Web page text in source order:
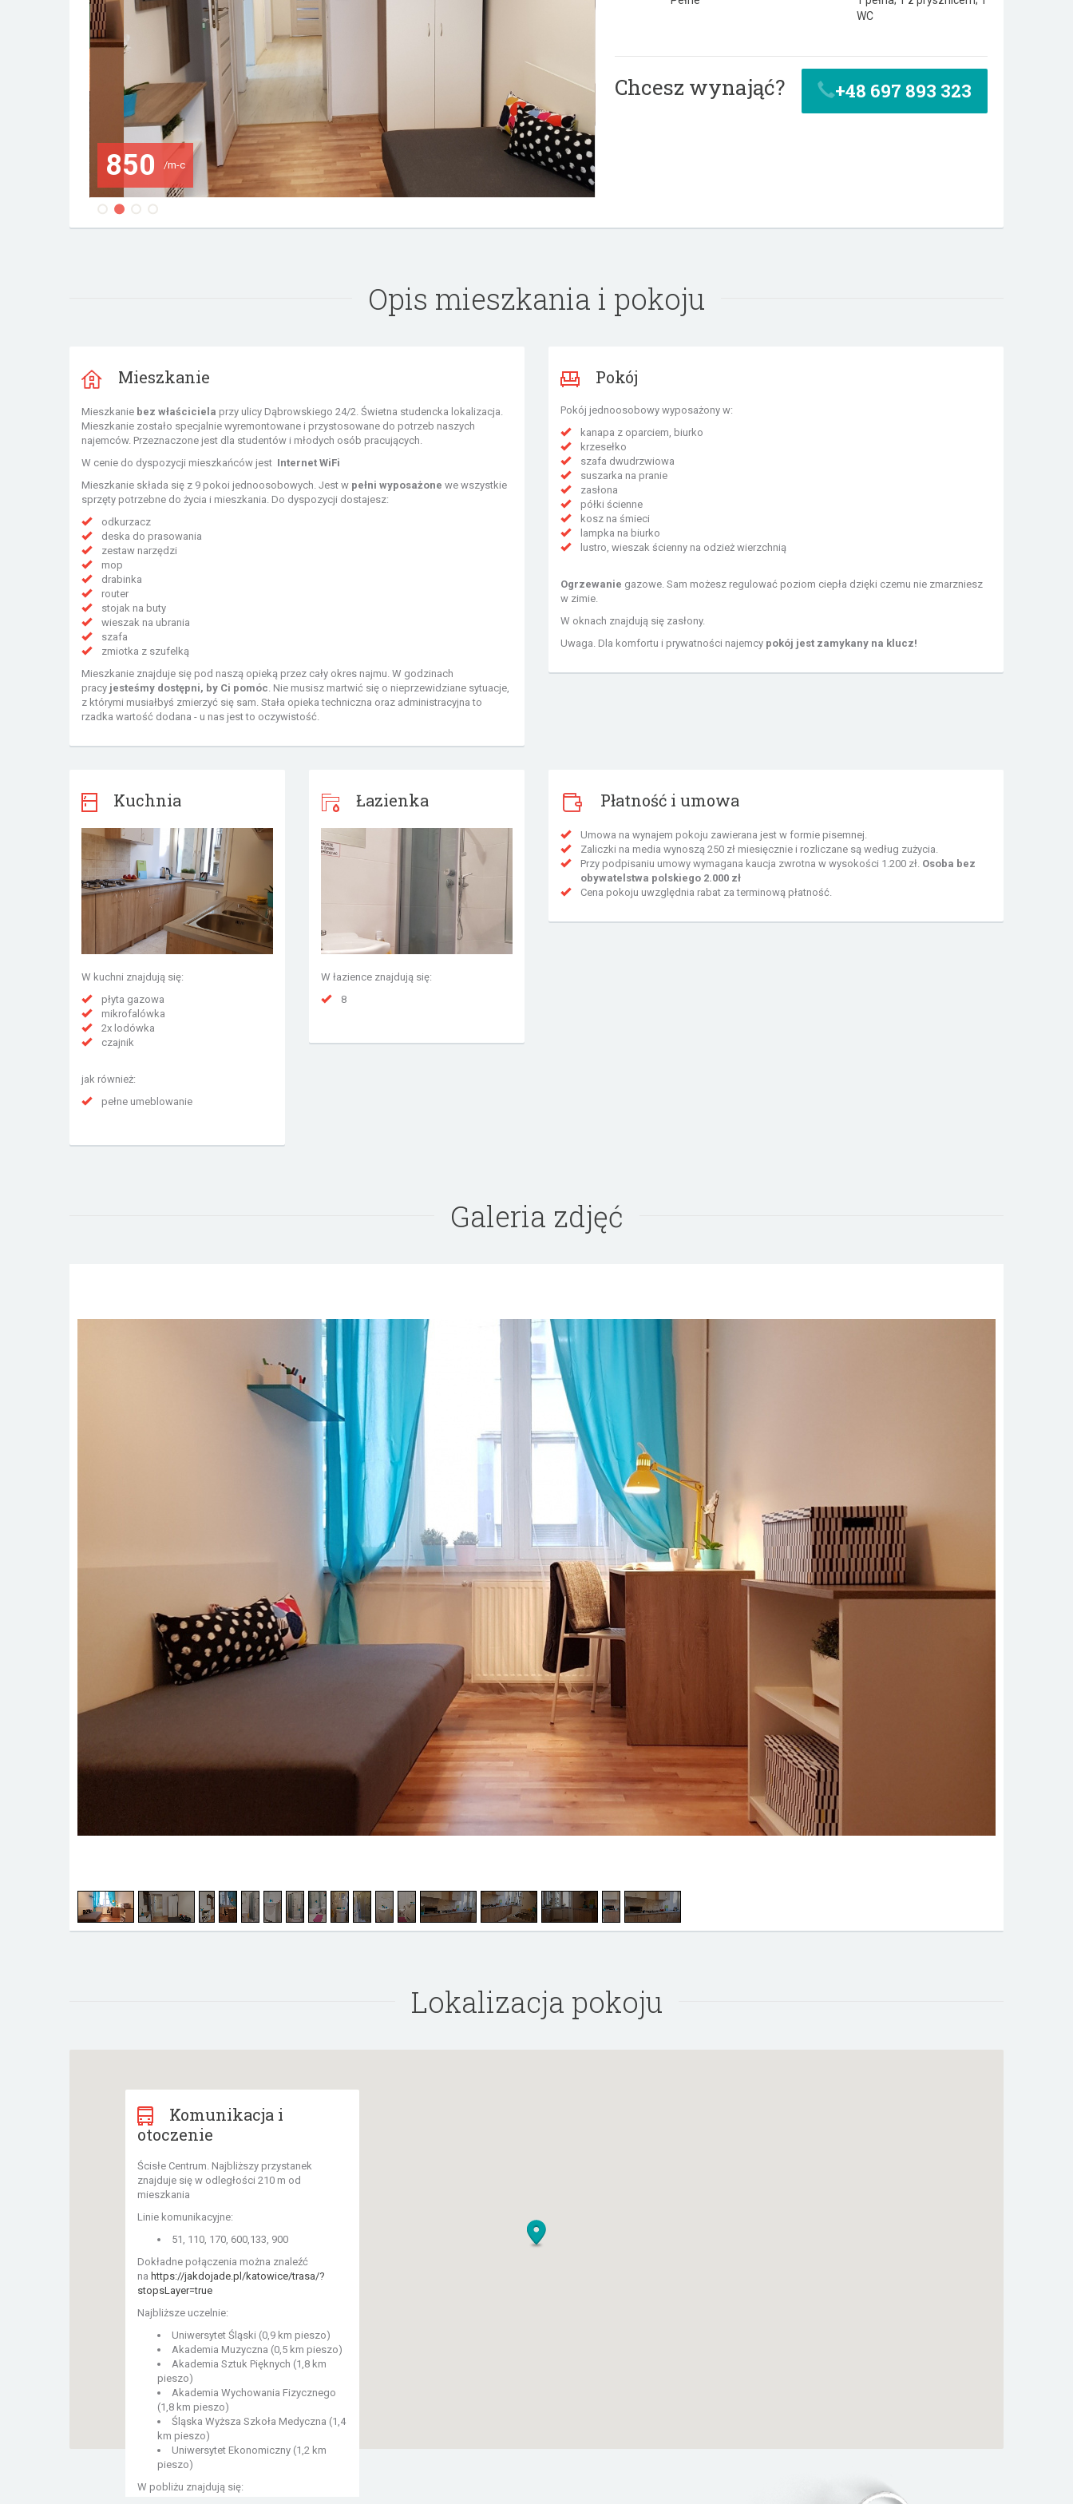
850 /m-c
WC
Chcesz wynająć? +48 697 893 323
Opis mieszkania i pokoju
Mieszkanie
Mieszkanie bez właściciela przy ulicy Dąbrowskiego 24/2. Świetna studencka lokalizacja.
Mieszkanie zostało specjalnie wyremontowane i przystosowane do potrzeb naszych
najemców. Przeznaczone jest dla studentów i młodych osób pracujących.
W cenie do dyspozycji mieszkańców jest Internet WiFi
Mieszkanie składa się z 9 pokoi jednoosobowych. Jest w pełni wyposażone we wszystkie
sprzęty potrzebne do życia i mieszkania. Do dyspozycji dostajesz:
odkurzacz
deska do prasowania
zestaw narzędzi
mop
drabinka
router
stojak na buty
wieszak na ubrania
szafa
zmiotka z szufelką
Mieszkanie znajduje się pod naszą opieką przez cały okres najmu. W godzinach
pracy jesteśmy dostępni, by Ci pomóc. Nie musisz martwić się o nieprzewidziane sytuacje,
z którymi musiałbyś zmierzyć się sam. Stała opieka techniczna oraz administracyjna to
rzadka wartość dodana - u nas jest to oczywistość.
Pokój
Pokój jednoosobowy wyposażony w:
kanapa z oparciem, biurko
krzesełko
szafa dwudrzwiowa
suszarka na pranie
zasłona
półki ścienne
kosz na śmieci
lampka na biurko
lustro, wieszak ścienny na odzież wierzchnią
Ogrzewanie gazowe. Sam możesz regulować poziom ciepła dzięki czemu nie zmarzniesz
w zimie.
W oknach znajdują się zasłony.
Uwaga. Dla komfortu i prywatności najemcy pokój jest zamykany na klucz!
Kuchnia
W kuchni znajdują się:
płyta gazowa
mikrofalówka
2x lodówka
czajnik
jak również:
pełne umeblowanie
Łazienka
W łazience znajdują się:
8
Płatność i umowa
Umowa na wynajem pokoju zawierana jest w formie pisemnej.
Zaliczki na media wynoszą 250 zł miesięcznie i rozliczane są według zużycia.
Przy podpisaniu umowy wymagana kaucja zwrotna w wysokości 1.200 zł. Osoba bez
obywatelstwa polskiego 2.000 zł
Cena pokoju uwzględnia rabat za terminową płatność.
Galeria zdjęć
Lokalizacja pokoju
Komunikacja i
otoczenie
Ścisłe Centrum. Najbliższy przystanek
znajduje się w odległości 210 m od
mieszkania
Linie komunikacyjne:
51, 110, 170, 600,133, 900
Dokładne połączenia można znaleźć
na https://jakdojade.pl/katowice/trasa/?
stopsLayer=true
Najbliższe uczelnie:
Uniwersytet Śląski (0,9 km pieszo)
Akademia Muzyczna (0,5 km pieszo)
Akademia Sztuk Pięknych (1,8 km
pieszo)
Akademia Wychowania Fizycznego
(1,8 km pieszo)
Śląska Wyższa Szkoła Medyczna (1,4
km pieszo)
Uniwersytet Ekonomiczny (1,2 km
pieszo)
W pobliżu znajdują się: